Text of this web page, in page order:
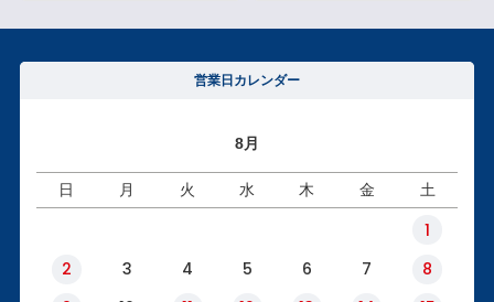
営業日カレンダー
8月
日 月 火 水 木 金 土
1
2
3 4 5 6 7
8